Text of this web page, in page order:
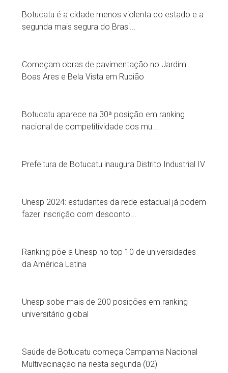
Botucatu é a cidade menos violenta do estado e a
segunda mais segura do Brasi...
Começam obras de pavimentação no Jardim
Boas Ares e Bela Vista em Rubião
Botucatu aparece na 30ª posição em ranking
nacional de competitividade dos mu...
Prefeitura de Botucatu inaugura Distrito Industrial IV
Unesp 2024: estudantes da rede estadual já podem
fazer inscrição com desconto...
Ranking põe a Unesp no top 10 de universidades
da América Latina
Unesp sobe mais de 200 posições em ranking
universitário global
Saúde de Botucatu começa Campanha Nacional
Multivacinação na nesta segunda (02)